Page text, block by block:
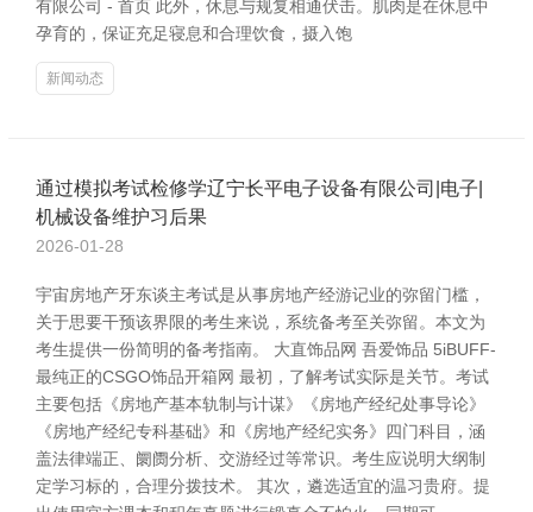
有限公司 - 首页 此外，休息与规复相通伏击。肌肉是在休息中
孕育的，保证充足寝息和合理饮食，摄入饱
新闻动态
通过模拟考试检修学辽宁长平电子设备有限公司|电子|
机械设备维护习后果
2026-01-28
宇宙房地产牙东谈主考试是从事房地产经游记业的弥留门槛，
关于思要干预该界限的考生来说，系统备考至关弥留。本文为
考生提供一份简明的备考指南。 大直饰品网 吾爱饰品 5iBUFF-
最纯正的CSGO饰品开箱网 最初，了解考试实际是关节。考试
主要包括《房地产基本轨制与计谋》《房地产经纪处事导论》
《房地产经纪专科基础》和《房地产经纪实务》四门科目，涵
盖法律端正、阛阓分析、交游经过等常识。考生应说明大纲制
定学习标的，合理分拨技术。 其次，遴选适宜的温习贵府。提